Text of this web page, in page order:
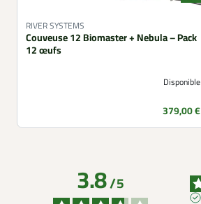
RIVER SYSTEMS
Couveuse 12 Biomaster + Nebula – Pack
12 œufs
Disponible
Prix
379,00 €
3.8/5